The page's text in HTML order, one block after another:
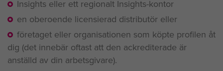
Insights eller ett regionalt Insights-kontor
en oberoende licensierad distributör eller
företaget eller organisationen som köpte profilen åt
dig (det innebär oftast att den ackrediterade är
anställd av din arbetsgivare).